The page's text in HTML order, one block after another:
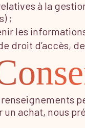
à la
;
les
droit d’accès,
achat, nous